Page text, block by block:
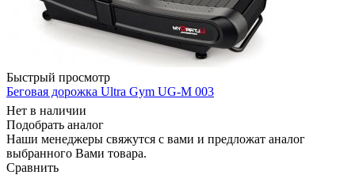
Быстрый просмотр
Беговая дорожка Ultra Gym UG-M 003
Нет в наличии
Подобрать аналог
Наши менеджеры свяжутся с вами и предложат аналог
выбранного Вами товара.
Сравнить